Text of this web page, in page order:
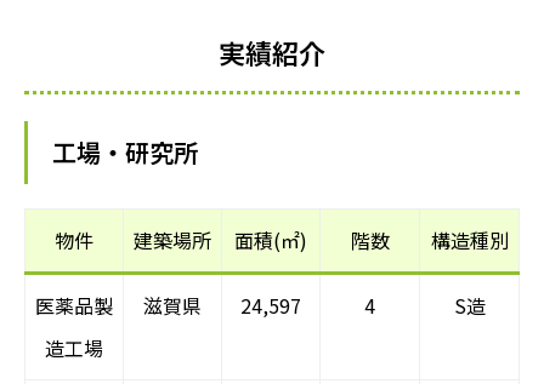
News
実績紹介
工場・研究所
物件 建築場所 面積(㎡) 階数 構造種別
医薬品製
造工場
滋賀県 24,597 4 S造